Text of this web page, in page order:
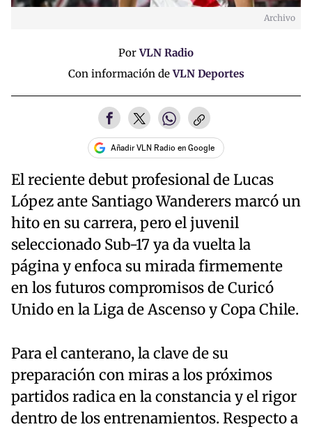
Archivo
PorVLN Radio
Con información deVLN Deportes
Añadir VLN Radio en Google
El reciente debut profesional de Lucas
López ante Santiago Wanderers marcó un
hito en su carrera, pero el juvenil
seleccionado Sub-17 ya da vuelta la
página y enfoca su mirada firmemente
en los futuros compromisos de Curicó
Unido en la Liga de Ascenso y Copa Chile.
Para el canterano, la clave de su
preparación con miras a los próximos
partidos radica en la constancia y el rigor
dentro de los entrenamientos. Respecto a